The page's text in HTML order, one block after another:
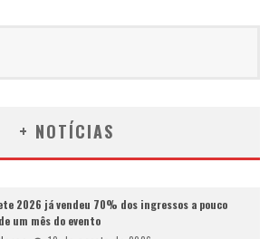
+ NOTÍCIAS
2026 já vendeu 70% dos ingressos a pouco
um mês do evento